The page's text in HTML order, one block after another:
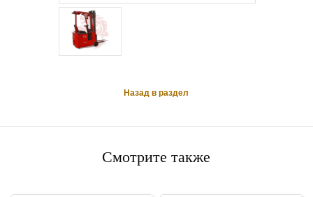
Назад в раздел
Смотрите также